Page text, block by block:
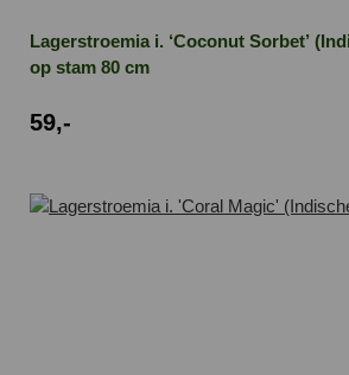
Lagerstroemia i. ‘Coconut Sorbet’
op stam 80 cm
59,-